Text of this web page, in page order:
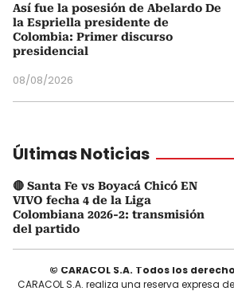
Así fue la posesión de Abelardo De
la Espriella presidente de
Colombia: Primer discurso
presidencial
08/08/2026
Últimas Noticias
🔴 Santa Fe vs Boyacá Chicó EN
VIVO fecha 4 de la Liga
Colombiana 2026-2: transmisión
del partido
© CARACOL S.A. Todos los
CARACOL S.A. realiza una reserva expresa